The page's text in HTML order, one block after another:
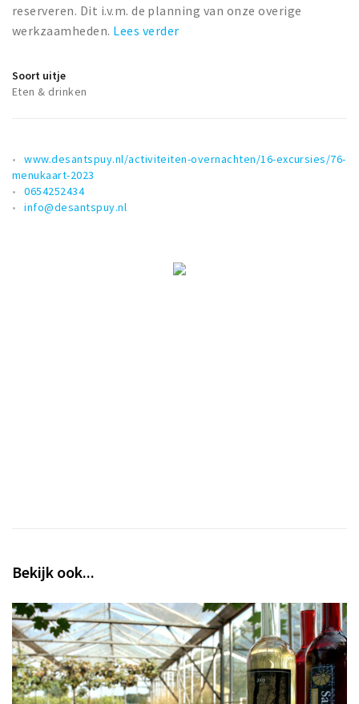
Inloggen
reserveren. Dit i.v.m. de planning van onze overige
werkzaamheden. Lees verder
Soort uitje
Eten & drinken
www.desantspuy.nl/activiteiten-overnachten/16-excursies/76-
menukaart-2023
0654252434
info@desantspuy.nl
Bekijk ook...